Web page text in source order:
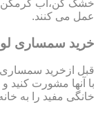
خشک کن،آب گرمکن و
عمل می کنند.
خرید سمساری
قبل ازخرید سمساری
با آنها مشورت کنید
خانگی مفید را به